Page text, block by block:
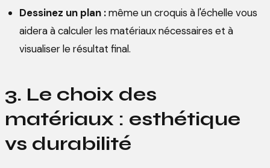
Dessinez un plan :même un croquis à l'échelle vous
aidera à calculer les matériaux nécessaires et à
visualiser le résultat final.
3. Le choix des
matériaux : esthétique
vs durabilité